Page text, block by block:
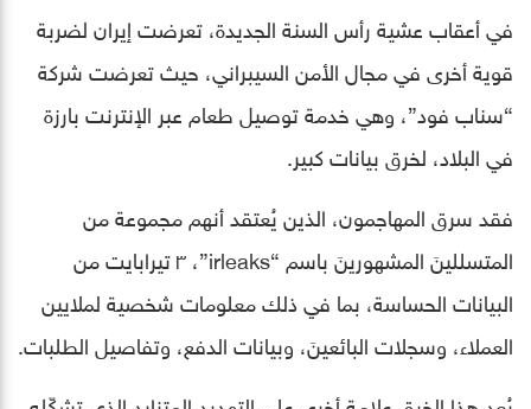
في أعقاب عشية رأس السنة الجديدة، تعرضت إيران لضربة
قوية أخرى في مجال الأمن السيبراني، حيث تعرضت شركة
“سناب فود”، وهي خدمة توصيل طعام عبر الإنترنت بارزة
في البلاد، لخرق بيانات كبير.
فقد سرق المهاجمون، الذين يُعتقد أنهم مجموعة من
المتسللينَ المشهورينَ باسم “irleaks”، ٣ تيرابايت من
البيانات الحساسة، بما في ذلك معلومات شخصية لملايين
العملاء، وسجلات البائعينَ، وبيانات الدفع، وتفاصيل الطلبات.